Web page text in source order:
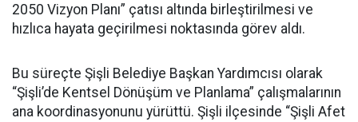
2050 Vizyon Planı” çatısı altında birleştirilmesi ve
hızlıca hayata geçirilmesi noktasında görev aldı.
Bu süreçte Şişli Belediye Başkan Yardımcısı olarak
“Şişli’de Kentsel Dönüşüm ve Planlama” çalışmalarının
ana koordinasyonunu yürüttü. Şişli ilçesinde “Şişli Afet